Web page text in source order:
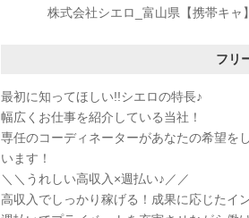
株式会社シエロ_富山県【携帯キ
フリ
最初に知ってほしい!!シエロの特長♪
幅広くお仕事を紹介している当社！
専任のコーディネーターがあなたの希望を
います！
＼＼うれしい高収入×週払い♪／／
高収入でしっかり稼げる！成果に応じたイ